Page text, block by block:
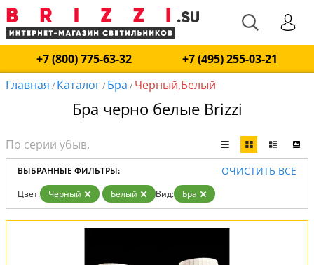
+7 (800) 775-63-32
+7 (495) 255-03-21
Главная / Каталог/ Бра / Черный,Белый
Бра черно белые Brizzi
ВЫБРАННЫЕ ФИЛЬТРЫ: ОЧИСТИТЬ ВСЕ
Цвет: Черный Белый Вид: Бра